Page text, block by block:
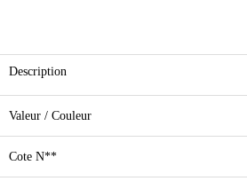
Description
Valeur / Couleur
Cote N**